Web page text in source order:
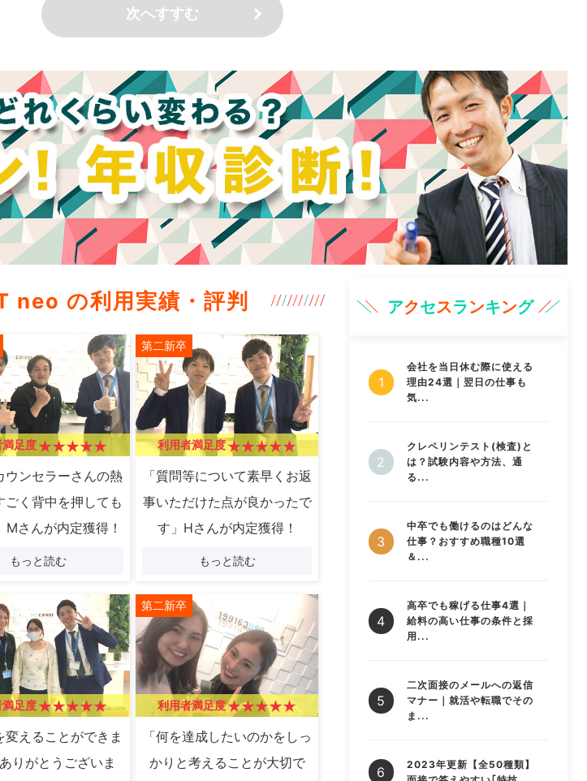
neo の利用実績・評判
足度
ウンセラーさんの熱
ごく背中を押しても
Mさんが内定獲得！
もっと読む
第二新卒
利用者満足度
「質問等について素早くお返
事いただけた点が良かったで
す」Hさんが内定獲得！
もっと読む
足度
変えることができま
りがとうございま
第二新卒
利用者満足度
「何を達成したいのかをしっ
かりと考えることが大切で
アクセスランキング
会社を当日休む際に使える
理由24選｜翌日の仕事も
気...
クレペリンテスト(検査)と
は？試験内容や方法、通
る...
中卒でも働けるのはどんな
仕事？おすすめ職種10選
＆...
高卒でも稼げる仕事4選｜
給料の高い仕事の条件と採
用...
二次面接のメールへの返信
マナー｜就活や転職でその
ま...
2023年更新【全50種類】